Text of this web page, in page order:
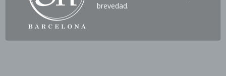
brevedad.